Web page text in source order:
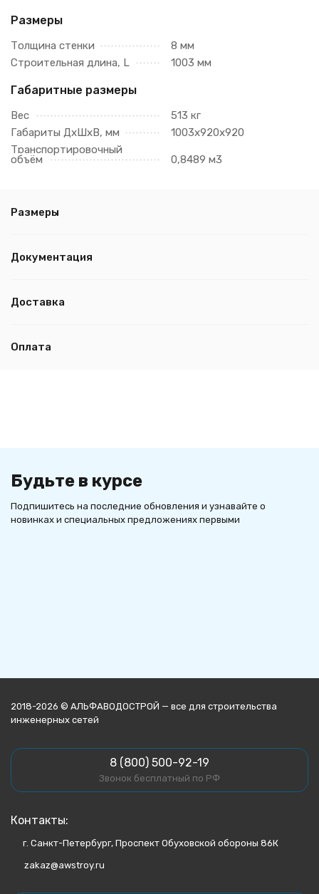
Размеры
Толщина стенки
8 мм
Строительная длина, L
1003 мм
Габаритные размеры
Вес
513 кг
Габариты ДхШхВ, мм
1003х920х920
Транспортировочный
объём 0,8489 м3
Размеры
Документация
Доставка
Оплата
Будьте в курсе
Подпишитесь на последние обновления и узнавайте о
новинках и специальных предложениях первыми
2018-2026 © АЛЬФАВОДОСТРОЙ — все для строительства
инженерных сетей
8 (800) 500-92-19
Звонок бесплатный по РФ
Контакты:
г. Санкт-Петербург, Проспект Обуховской обороны 86К
zakaz@awstroy.ru